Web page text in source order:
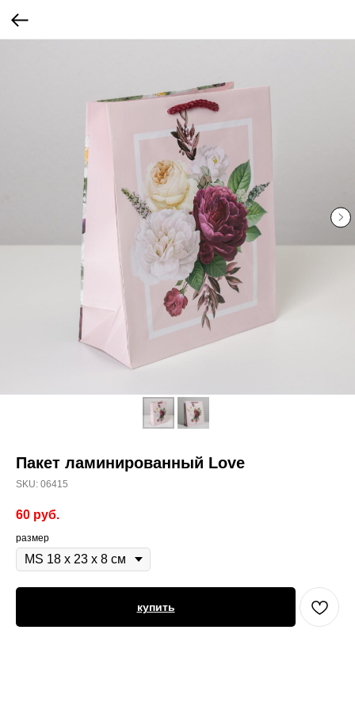
Пакет ламинированный Love
SKU: 06415
60 руб.
размер
купить